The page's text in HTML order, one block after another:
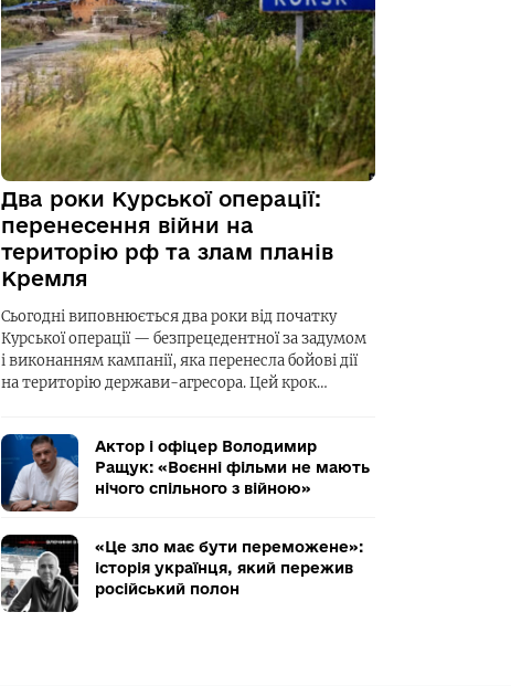
Два роки Курської операції:
перенесення війни на
територію рф та злам планів
Кремля
Сьогодні виповнюється два роки від початку
Курської операції — безпрецедентної за задумом
і виконанням кампанії, яка перенесла бойові дії
на територію держави-агресора. Цей крок…
Актор і офіцер Володимир
Ращук: «Воєнні фільми не мають
нічого спільного з війною»
«Це зло має бути переможене»:
історія українця, який пережив
російський полон